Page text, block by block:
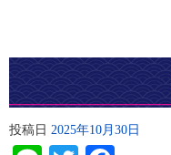
投稿日 2025年10月30日